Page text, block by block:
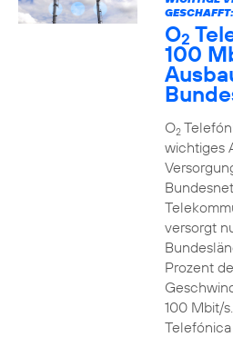
GESCHAFFT:
O2
100
O2
wichtiges
versorgt
Prozent
100 Mbit/